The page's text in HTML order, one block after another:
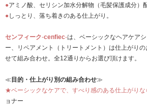
●アミノ酸、セリシン加水分解物（毛髪保護成分）
●しっとり、落ち着きのある仕上がり。
センフィーク-cenfiec-は、ベーシックなヘアケア
ー、リペアメント（トリートメント）は仕上がり
せて組み合わせ。全12通りからお選び頂けます。
≪ 目的・仕上がり別の組み合わせ≫
★ベーシックなケアで、すべり感のある仕上がりな
ョナー